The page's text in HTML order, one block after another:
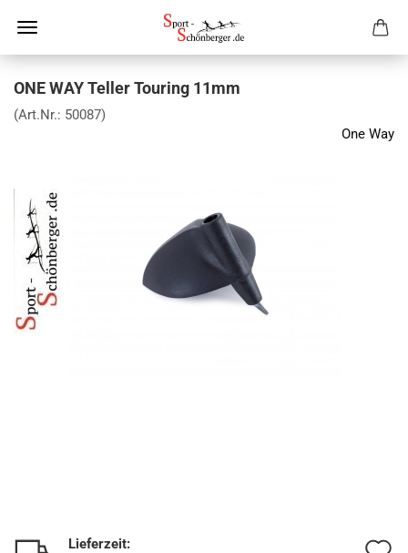
ONE WAY Teller Touring 11mm
(Art.Nr.: 50087)
One Way
Lieferzeit: